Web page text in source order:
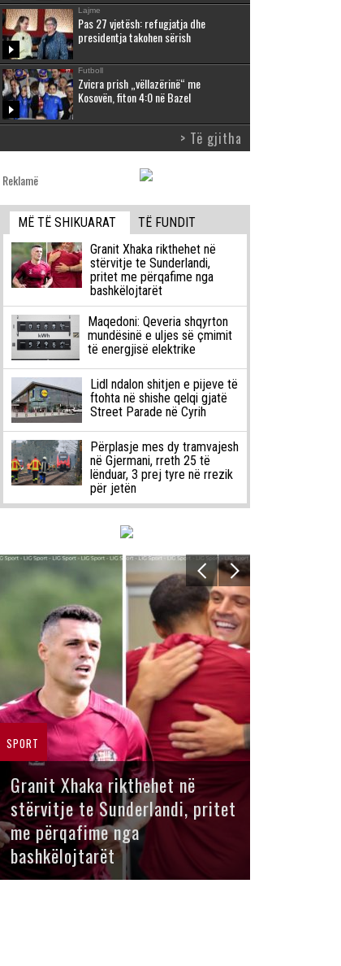
Lajme
Pas 27 vjetësh: refugjatja dhe
presidentja takohen sërish
Futboll
Zvicra prish „vëllazërinë“ me
Kosovën, fiton 4:0 në Bazel
> Të gjitha
Reklamë
MË TË SHIKUARAT
TË FUNDIT
Granit Xhaka rikthehet në
stërvitje te Sunderlandi,
pritet me përqafime nga
bashkëlojtarët
Maqedoni: Qeveria shqyrton
mundësinë e uljes së çmimit
të energjisë elektrike
Lidl ndalon shitjen e pijeve të
ftohta në shishe qelqi gjatë
Street Parade në Cyrih
Përplasje mes dy tramvajesh
në Gjermani, rreth 25 të
lënduar, 3 prej tyre në rrezik
për jetën
SPORT
Granit Xhaka rikthehet në
stërvitje te Sunderlandi, pritet
me përqafime nga
bashkëlojtarët